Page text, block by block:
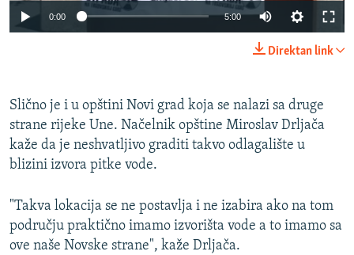
0:00 5:00
Direktan link
Slično je i u opštini Novi grad koja se nalazi sa druge
strane rijeke Une. Načelnik opštine Miroslav Drljača
kaže da je neshvatljivo graditi takvo odlagalište u
blizini izvora pitke vode.
"Takva lokacija se ne postavlja i ne izabira ako na tom
području praktično imamo izvorišta vode a to imamo sa
ove naše Novske strane", kaže Drljača.